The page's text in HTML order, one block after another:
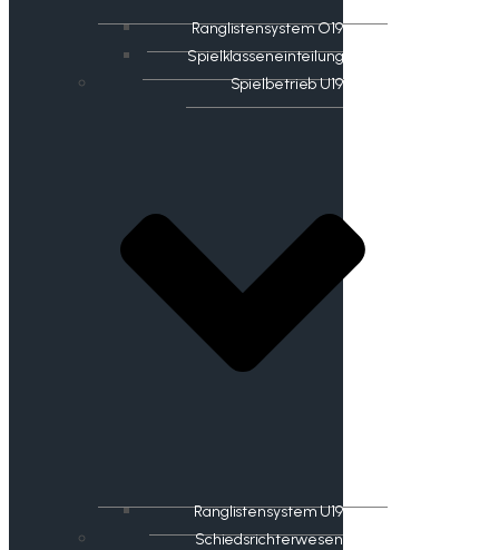
Ranglistensystem O19
Spielklasseneinteilung
Spielbetrieb U19
Ranglistensystem U19
Schiedsrichterwesen